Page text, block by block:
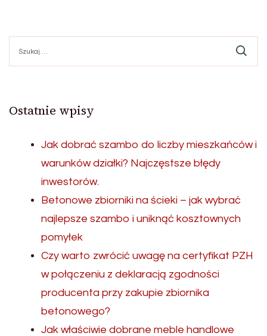
Ostatnie wpisy
Jak dobrać szambo do liczby mieszkańców i
warunków działki? Najczęstsze błędy
inwestorów.
Betonowe zbiorniki na ścieki – jak wybrać
najlepsze szambo i uniknąć kosztownych
pomyłek
Czy warto zwrócić uwagę na certyfikat PZH
w połączeniu z deklaracją zgodności
producenta przy zakupie zbiornika
betonowego?
Jak właściwie dobrane meble handlowe